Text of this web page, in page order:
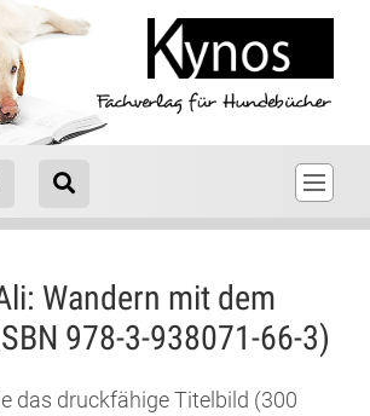
Wandern mit dem
978-3-938071-66-3)
das druckfähige Titelbild (300